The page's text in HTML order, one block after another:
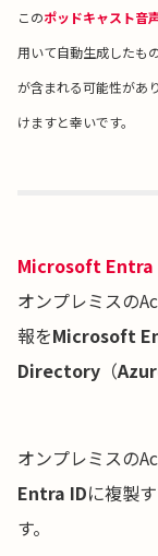
このポッドキャスト音
用いて自動生成したも
が含まれる可能性があ
けますと幸いです。
Microsoft Entra
オンプレミスの
報をMicrosoft
Directory （
オンプレミスの
Entra IDに複製
す。